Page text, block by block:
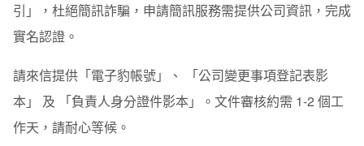
引」，杜絕簡訊詐騙，申請簡訊服務需提供公司資訊，完成
實名認證。
請來信提供「電子豹帳號」 、
「公司變更事項登記表影
本」
及 「負責人身分證件影本」
。文件審核約需 1-2 個工
作天，請耐心等候。